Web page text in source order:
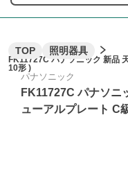
TOP 照明器具
FK11727C パナソニック 新品
10形 )
パナソニック
FK11727C パナソニ
ューアルプレート C